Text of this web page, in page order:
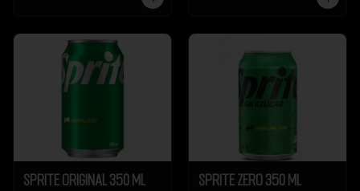
Sprite Original 350 ml Sprite Zero 350 ml